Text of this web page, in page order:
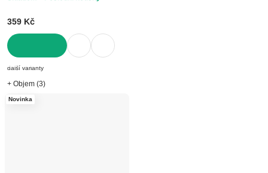
359 Kč
DO KOŠÍKU
další varianty
+ Objem (3)
Novinka